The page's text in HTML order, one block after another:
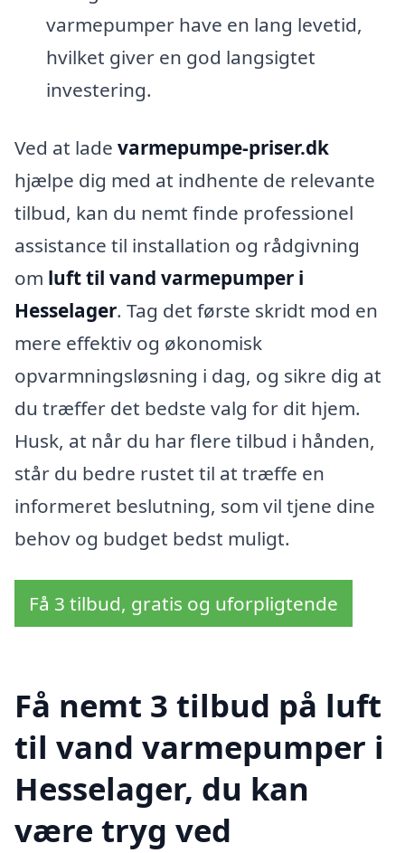
varmepumper have en lang levetid,
hvilket giver en god langsigtet
investering.
Ved at lade varmepumpe-priser.dk
hjælpe dig med at indhente de relevante
tilbud, kan du nemt finde professionel
assistance til installation og rådgivning
om luft til vand varmepumper i
Hesselager. Tag det første skridt mod en
mere effektiv og økonomisk
opvarmningsløsning i dag, og sikre dig at
du træffer det bedste valg for dit hjem.
Husk, at når du har flere tilbud i hånden,
står du bedre rustet til at træffe en
informeret beslutning, som vil tjene dine
behov og budget bedst muligt.
Få 3 tilbud, gratis og uforpligtende
Få nemt 3 tilbud på luft
til vand varmepumper i
Hesselager, du kan
være tryg ved